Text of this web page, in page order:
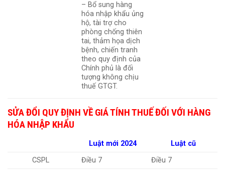
– Bổ sung hàng
hóa nhập khẩu ủng
hộ, tài trợ cho
phòng chống thiên
tai, thảm họa dịch
bệnh, chiến tranh
theo quy định của
Chính phủ là đối
tượng không chịu
thuế GTGT.
SỬA ĐỔI QUY ĐỊNH VỀ GIÁ TÍNH THUẾ ĐỐI VỚI HÀNG
HÓA NHẬP KHẨU
Luật mới 2024
Luật cũ
CSPL
Điều 7 Điều 7